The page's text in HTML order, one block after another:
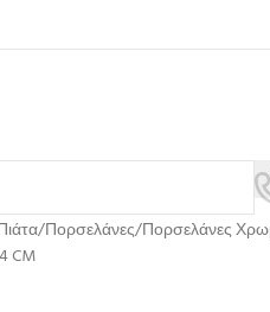
Πορσελάνες Πορσελάνες
CM